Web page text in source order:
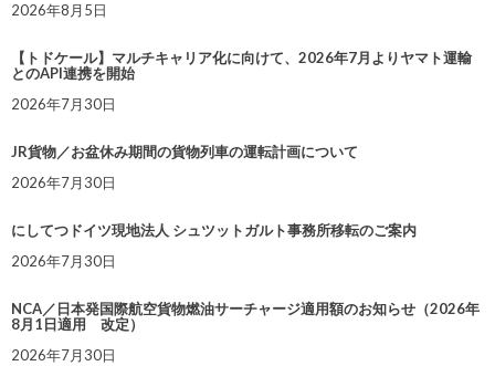
2026年8月5日
【トドケール】マルチキャリア化に向けて、2026年7月よりヤマト運輸
とのAPI連携を開始
2026年7月30日
JR貨物／お盆休み期間の貨物列車の運転計画について
2026年7月30日
にしてつドイツ現地法人 シュツットガルト事務所移転のご案内
2026年7月30日
NCA／日本発国際航空貨物燃油サーチャージ適用額のお知らせ（2026年
8月1日適用 改定）
2026年7月30日